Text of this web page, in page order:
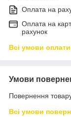
Оплата на
Оплата на
рахунок
Всі умови оплати
Умови
Повернення
Всі умови